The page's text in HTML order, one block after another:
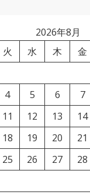
2026年8月
火 水 木 金
4 5 6 7
11 12 13 14
18 19 20 21
25 26 27 28